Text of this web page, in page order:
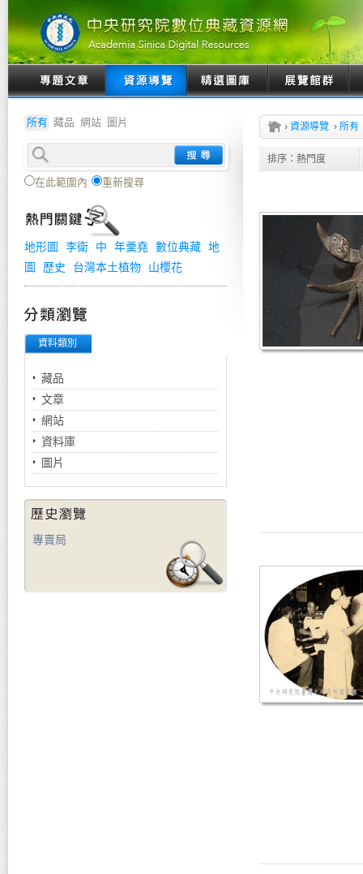
所有 藏品 網站 圖片
在此範圍內 重新搜尋
地形圖 李衛 中 年羹堯 數位典藏 地
圖
歷史 台灣本土植物 山櫻花
資料類別
藏品
文章
網站
資料庫
圖片
專賣局
› 資源導覽 › 所有
排序： 熱門度